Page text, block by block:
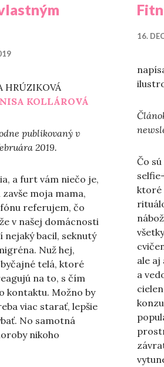
HRÚZIKOVÁ
KOLLÁROVÁ
publikovaný v
2019.
a furt vám niečo je,
moja mama,
referujem, čo
v našej domácnosti
nejaký bacil, seknutý
Nuž hej,
telá, ktoré
na to, s čím
kontaktu. Možno by
viac starať, lepšie
No samotná
nikoho
16.
Čo
ktoré
ale aj
a